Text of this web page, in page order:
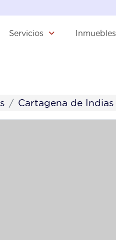
Servicios Inmuebles
Cartagena de Indias